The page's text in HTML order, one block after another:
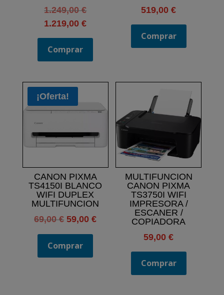
1.249,00€El
precio
1.249,00 €.
1.219,00€El
precio
es:
Comprar
519,00€
Comprar
¡Oferta!
CANON PIXMA
TS4150I BLANCO
WIFI DUPLEX
MULTIFUNCION
69,00€ El
original
era:
59,00€El
Comprar
MULTIFUNCION
CANON PIXMA
TS3750I WIFI
IMPRESORA /
ESCANER /
COPIADORA
59,00€
Comprar